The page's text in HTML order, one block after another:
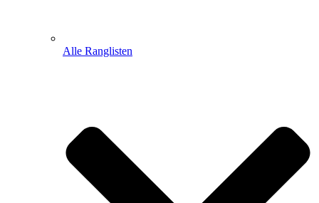
Alle Ranglisten